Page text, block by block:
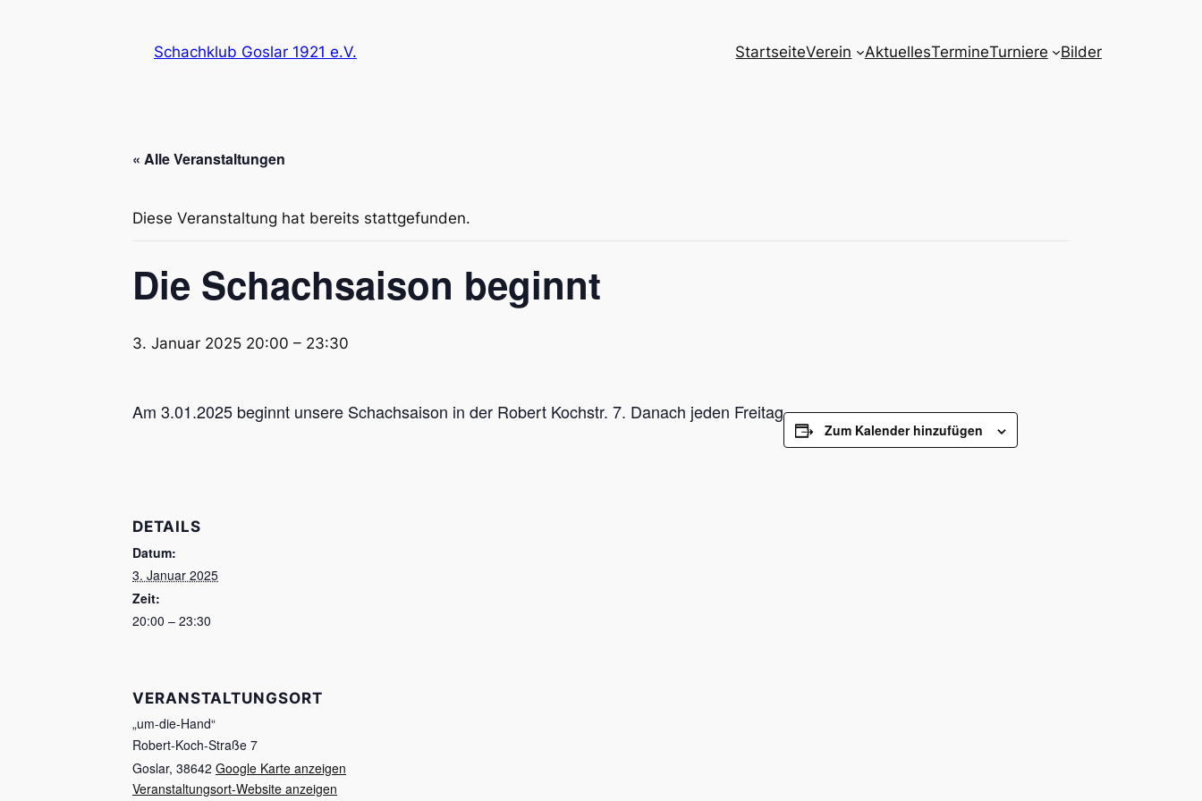
Schachklub Goslar 1921 e.V. StartseiteVerein AktuellesTermineTurniere Bilder
« Alle Veranstaltungen
Diese Veranstaltung hat bereits stattgefunden.
Die Schachsaison beginnt
3. Januar 2025 20:00 – 23:30
Am 3.01.2025 beginnt unsere Schachsaison in der Robert Kochstr. 7. Danach jeden Freitag
Zum Kalender hinzufügen
DETAILS
Datum:
3. Januar 2025
Zeit:
20:00 – 23:30
VERANSTALTUNGSORT
„um-die-Hand“
Robert-Koch-Straße 7
Goslar, 38642 Google Karte anzeigen
Veranstaltungsort-Website anzeigen